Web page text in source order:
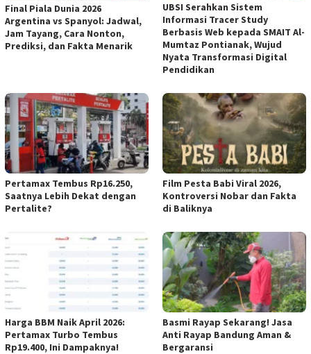
Final Piala Dunia 2026
Argentina vs Spanyol: Jadwal,
Jam Tayang, Cara Nonton,
Prediksi, dan Fakta Menarik
UBSI Serahkan Sistem
Informasi Tracer Study
Berbasis Web kepada SMAIT Al-
Mumtaz Pontianak, Wujud
Nyata Transformasi Digital
Pendidikan
Pertamax Tembus Rp16.250,
Saatnya Lebih Dekat dengan
Pertalite?
Film Pesta Babi Viral 2026,
Kontroversi Nobar dan Fakta
di Baliknya
Harga BBM Naik April 2026:
Pertamax Turbo Tembus
Rp19.400, Ini Dampaknya!
Basmi Rayap Sekarang! Jasa
Anti Rayap Bandung Aman &
Bergaransi